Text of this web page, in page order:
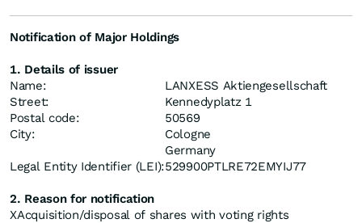
Notification of Major Holdings
1. Details of issuer
Name:
LANXESS Aktiengesellschaft
Street:
Kennedyplatz 1
Postal code:
50569
City:
Cologne
Germany
Legal Entity Identifier (LEI):529900PTLRE72EMYIJ77
2. Reason for notification
XAcquisition/disposal of shares with voting rights